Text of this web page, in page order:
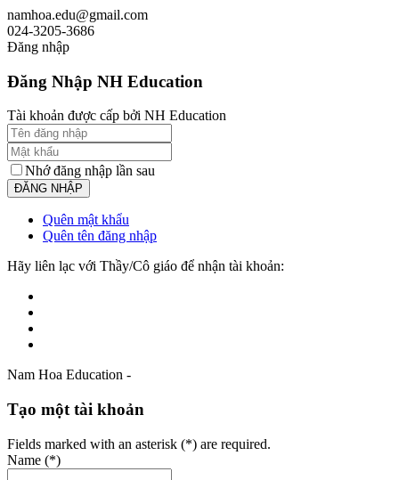
namhoa.edu@gmail.com
024-3205-3686
Đăng nhập
Đăng Nhập NH Education
Tài khoản được cấp bởi NH Education
Nhớ đăng nhập lần sau
Quên mật khẩu
Quên tên đăng nhập
Hãy liên lạc với Thầy/Cô giáo để nhận tài khoản:
Nam Hoa Education -
Tạo một tài khoản
Fields marked with an asterisk (*) are required.
Name (*)